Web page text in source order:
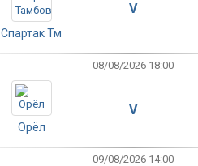
Спартак Тм
V
08/08/2026 18:00
Орёл
V
09/08/2026 14:00